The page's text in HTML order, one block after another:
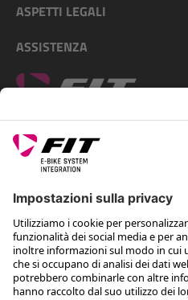
ASPETTI LEGALI
ASSISTENZA
*Prezzo al dettaglio consigliato IVA
Rotax Bike